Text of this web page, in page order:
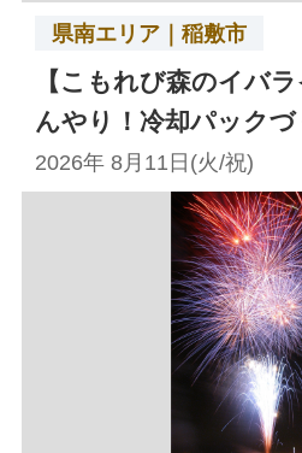
県南エリア｜稲敷市
【こもれび森のイバ
んやり！冷却パック
2026年 8月11日(火/祝)